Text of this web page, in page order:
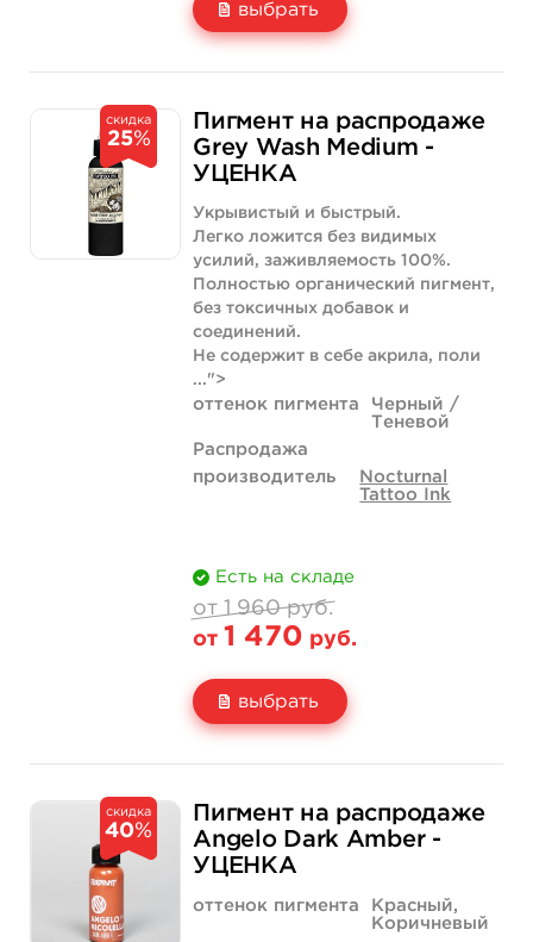
выбрать
Количество
1 200 руб.
600 руб.
купить
скидка
25%
Пигмент на распродаже
Grey Wash Medium -
УЦЕНКА
Укрывистый и быстрый.
Легко ложится без видимых
усилий, заживляемость 100%.
Полностью органический пигмент,
без токсичных добавок и
соединений.
Не содержит в себе акрила, поли
...">
оттенок пигмента
Черный /
Теневой
Распродажа
производитель
Nocturnal
Tattoo Ink
Есть на складе
от 1 960 руб.
от 1 470 руб.
выбрать
Количество
1 960 руб.
1 470 руб.
нет на складе
3 180 руб.
2 385 руб.
скидка
40%
Пигмент на распродаже
Angelo Dark Amber -
УЦЕНКА
оттенок пигмента
Красный,
Коричневый